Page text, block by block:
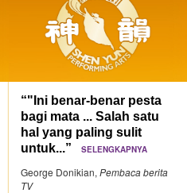
“"Ini benar-benar pesta
bagi mata ... Salah satu
hal yang paling sulit
untuk...”SELENGKAPNYA
George Donikian,Pembaca berita
TV